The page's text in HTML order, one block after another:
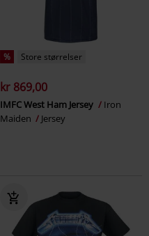
% Store størrelser
kr 869,00
IMFC West Ham Jersey
Iron
Maiden
Jersey